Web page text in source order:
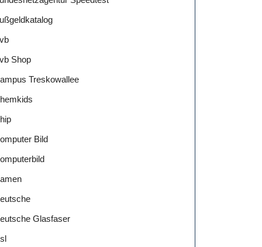
Shop
Treskowallee
Bild
Glasfaser